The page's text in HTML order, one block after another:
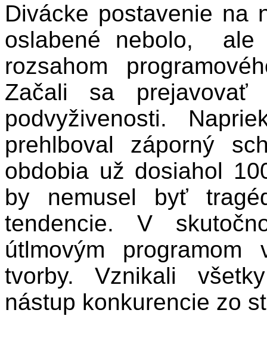
Divácke postavenie na
oslabené nebolo,
ale
rozsahom
Začali sa prejavovať
podvyživenosti.
prehlboval záporný
obdobia už dosiahol
by nemusel byť
tendencie. V
útlmovým programom
tvorby. Vznikali
nástup konkurencie zo